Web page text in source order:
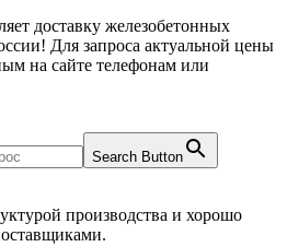
доставку железобетонных
Для запроса актуальной цены
на сайте телефонам или
Search Button
производства и хорошо